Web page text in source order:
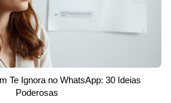
Te Ignora no WhatsApp: 30 Ideias
Poderosas